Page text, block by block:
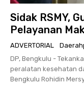
Sidak RSMY,
Pelayanan
ADVERTORIAL
DP, Bengkulu -
peralatan kesehatan
Bengkulu Rohidin